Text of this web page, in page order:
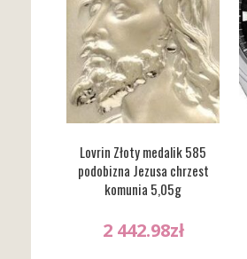
Lovrin Złoty medalik 585
podobizna Jezusa chrzest
komunia 5,05g
2 442.98zł